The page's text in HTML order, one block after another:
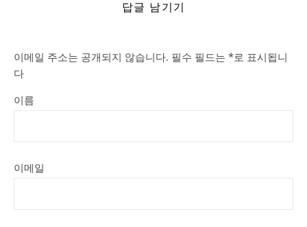
답글 남기기
이메일 주소는 공개되지 않습니다. 필수 필드는 *로 표시됩니
다
이름
이메일